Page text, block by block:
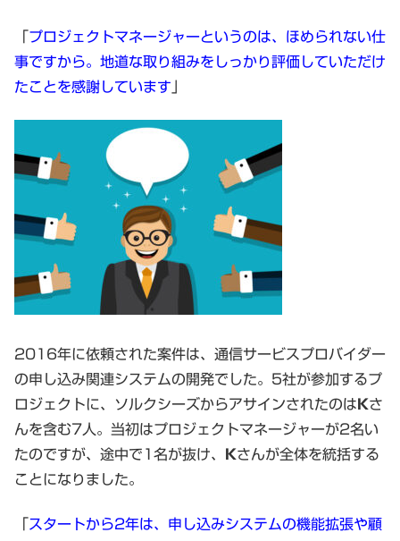
プロジェクトマネージャーというのは、ほめられない仕
事ですから。地道な取り組みをしっかり評価していただけ
たことを感謝しています
2016年に依頼された案件は、通信サービスプロバイダー
の申し込み関連システムの開発でした。5社が参加するプ
ロジェクトに、ソルクシーズからアサインされたのは Kさ
んを含む7人。当初はプロジェクトマネージャーが2名い
たのですが、途中で1名が抜け、
Kさんが全体を統括する
ことになりました。
スタートから2年は、申し込みシステムの機能拡張や顧